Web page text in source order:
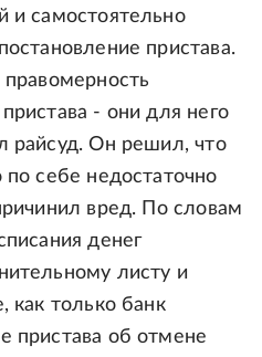
и самостоятельно
пристава.
- они для него
райсуд. Он решил, что
по себе недостаточно
вред. По словам
денег
листу и
как только банк
пристава об отмене